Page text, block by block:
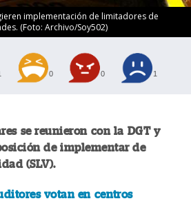
implementación de limitadores de
(Foto: Archivo/Soy502)
0 0 1
se reunieron con la DGT y
de implementar de
(SLV).
votan en centros